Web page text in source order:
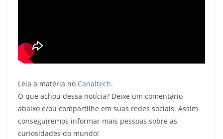
Leia a matéria no Canaltech.
O que achou dessa notícia? Deixe um comentário
abaixo e/ou compartilhe em suas redes sociais. Assim
conseguiremos informar mais pessoas sobre as
curiosidades do mundo!